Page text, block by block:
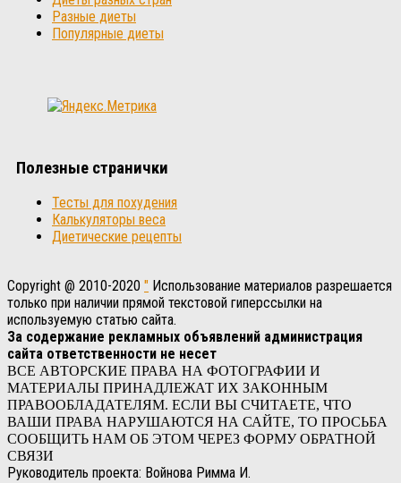
Разные диеты
Популярные диеты
Полезные странички
Тесты для похудения
Калькуляторы веса
Диетические рецепты
Copyright @ 2010-2020 " Использование материалов разрешается
только при наличии прямой текстовой гиперссылки на
используемую статью сайта.
За содержание рекламных объявлений администрация
сайта ответственности не несет
ВСЕ АВТОРСКИЕ ПРАВА НА ФОТОГРАФИИ И
МАТЕРИАЛЫ ПРИНАДЛЕЖАТ ИХ ЗАКОННЫМ
ПРАВООБЛАДАТЕЛЯМ. ЕСЛИ ВЫ СЧИТАЕТЕ, ЧТО
ВАШИ ПРАВА НАРУШАЮТСЯ НА САЙТЕ, ТО ПРОСЬБА
СООБЩИТЬ НАМ ОБ ЭТОМ ЧЕРЕЗ ФОРМУ ОБРАТНОЙ
СВЯЗИ
Руководитель проекта: Войнова Римма И.